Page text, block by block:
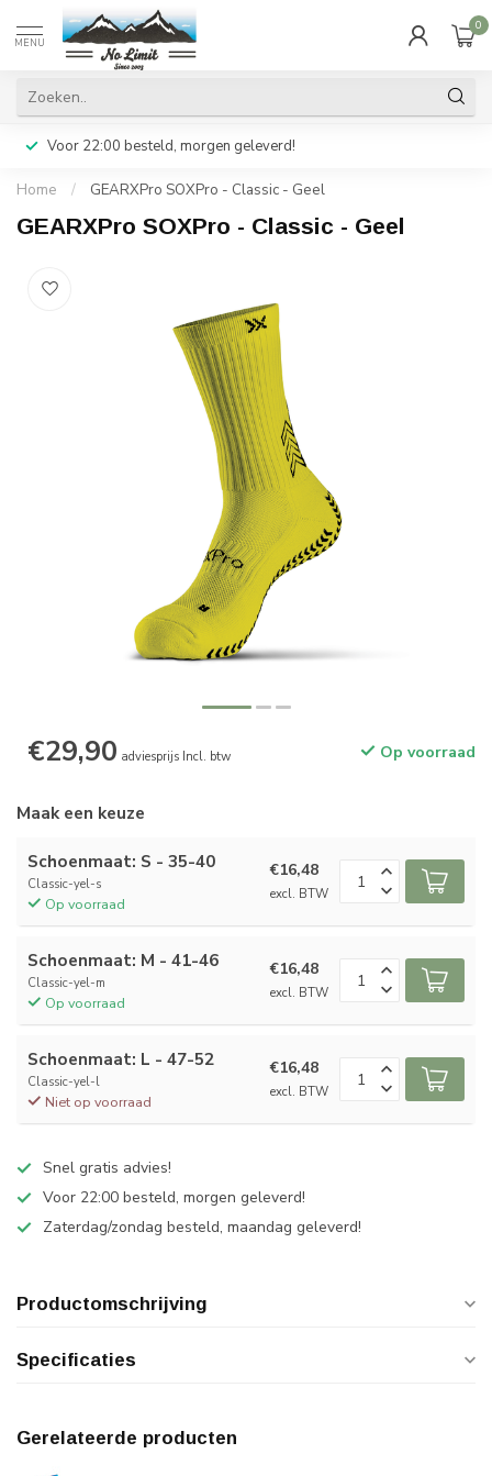
MENU
0
Voor 22:00 besteld, morgen geleverd!
Home / GEARXPro SOXPro - Classic - Geel
GEARXPro SOXPro - Classic - Geel
€29,90 adviesprijs Incl. btw Op voorraad
Maak een keuze
Schoenmaat: S - 35-40
Classic-yel-s
Op voorraad
€16,48
excl. BTW
Schoenmaat: M - 41-46
Classic-yel-m
Op voorraad
€16,48
excl. BTW
Schoenmaat: L - 47-52
Classic-yel-l
Niet op voorraad
€16,48
excl. BTW
Snel gratis advies!
Voor 22:00 besteld, morgen geleverd!
Zaterdag/zondag besteld, maandag geleverd!
Productomschrijving
Specificaties
Gerelateerde producten